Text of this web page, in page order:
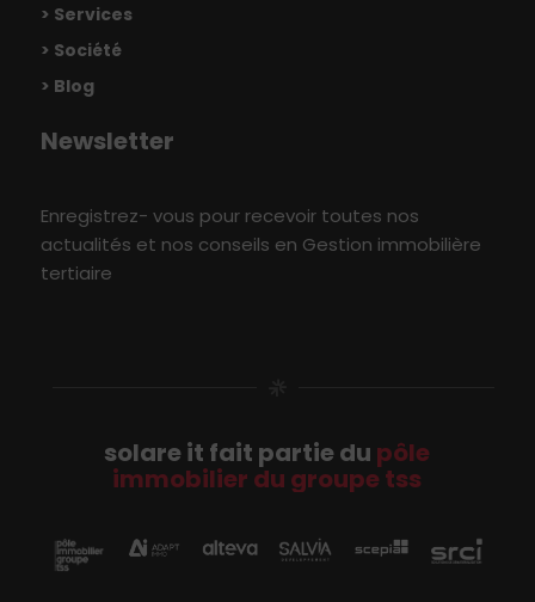
> Services
> Société
> Blog
Newsletter
Enregistrez- vous pour recevoir toutes nos
actualités et nos conseils en Gestion immobilière
tertiaire
solare it fait partie du pôle
immobilier du groupe tss